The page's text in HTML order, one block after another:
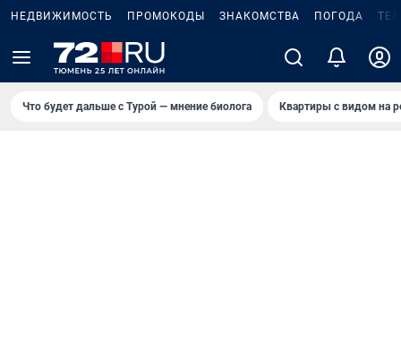
НЕДВИЖИМОСТЬ ПРОМОКОДЫ ЗНАКОМСТВА ПОГОДА
Что будет дальше с Турой — мнение биолога Квартиры с видом на